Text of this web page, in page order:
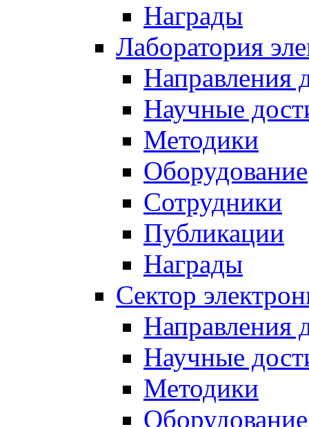
Награды
Лаборатория
Направления
Научные
Методики
Оборудование
Сотрудники
Публикации
Награды
Сектор
Направления
Научные
Методики
Оборудование